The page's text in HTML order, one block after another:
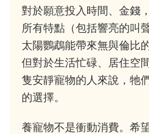
對於願意投入時間、金錢
所有特點（包括響亮的叫
太陽鸚鵡能帶來無與倫比
但對於生活忙碌、居住空
隻安靜寵物的人來說，牠
的選擇。
養寵物不是衝動消費。希